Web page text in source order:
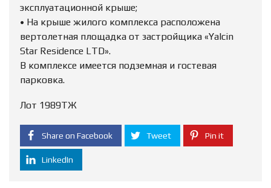
эксплуатационной крыше;
• На крыше жилого комплекса расположена
вертолетная площадка от застройщика «Yalcin
Star Residence LTD».
В комплексе имеется подземная и гостевая
парковка.
Лот 1989ТЖ
Share on Facebook Tweet Pin it
LinkedIn